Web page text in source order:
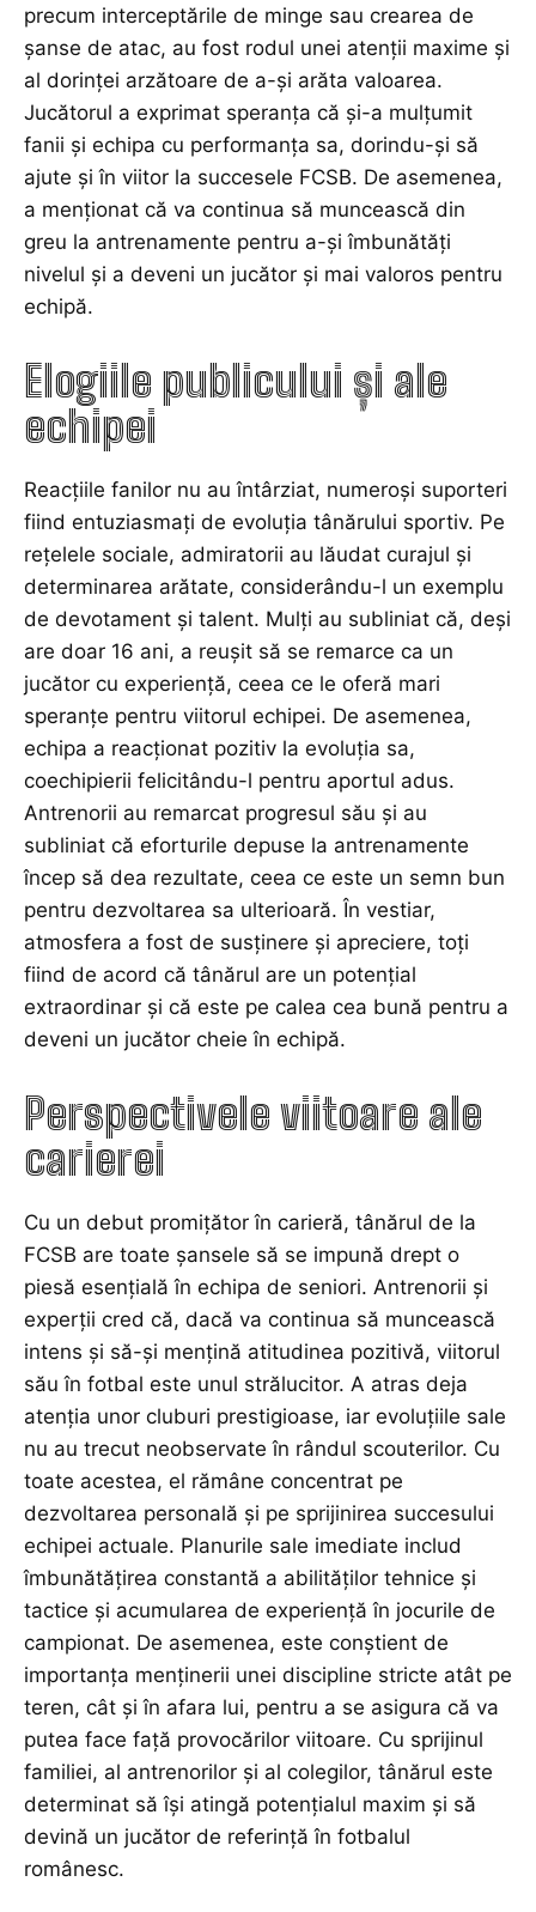
precum interceptările de minge sau crearea de
șanse de atac, au fost rodul unei atenții maxime și
al dorinței arzătoare de a-și arăta valoarea.
Jucătorul a exprimat speranța că și-a mulțumit
fanii și echipa cu performanța sa, dorindu-și să
ajute și în viitor la succesele FCSB. De asemenea,
a menționat că va continua să muncească din
greu la antrenamente pentru a-și îmbunătăți
nivelul și a deveni un jucător și mai valoros pentru
echipă.
Elogiile publicului și ale
echipei
Reacțiile fanilor nu au întârziat, numeroși suporteri
fiind entuziasmați de evoluția tânărului sportiv. Pe
rețelele sociale, admiratorii au lăudat curajul și
determinarea arătate, considerându-l un exemplu
de devotament și talent. Mulți au subliniat că, deși
are doar 16 ani, a reușit să se remarce ca un
jucător cu experiență, ceea ce le oferă mari
speranțe pentru viitorul echipei. De asemenea,
echipa a reacționat pozitiv la evoluția sa,
coechipierii felicitându-l pentru aportul adus.
Antrenorii au remarcat progresul său și au
subliniat că eforturile depuse la antrenamente
încep să dea rezultate, ceea ce este un semn bun
pentru dezvoltarea sa ulterioară. În vestiar,
atmosfera a fost de susținere și apreciere, toți
fiind de acord că tânărul are un potențial
extraordinar și că este pe calea cea bună pentru a
deveni un jucător cheie în echipă.
Perspectivele viitoare ale
carierei
Cu un debut promițător în carieră, tânărul de la
FCSB are toate șansele să se impună drept o
piesă esențială în echipa de seniori. Antrenorii și
experții cred că, dacă va continua să muncească
intens și să-și mențină atitudinea pozitivă, viitorul
său în fotbal este unul strălucitor. A atras deja
atenția unor cluburi prestigioase, iar evoluțiile sale
nu au trecut neobservate în rândul scouterilor. Cu
toate acestea, el rămâne concentrat pe
dezvoltarea personală și pe sprijinirea succesului
echipei actuale. Planurile sale imediate includ
îmbunătățirea constantă a abilităților tehnice și
tactice și acumularea de experiență în jocurile de
campionat. De asemenea, este conștient de
importanța menținerii unei discipline stricte atât pe
teren, cât și în afara lui, pentru a se asigura că va
putea face față provocărilor viitoare. Cu sprijinul
familiei, al antrenorilor și al colegilor, tânărul este
determinat să își atingă potențialul maxim și să
devină un jucător de referință în fotbalul
românesc.